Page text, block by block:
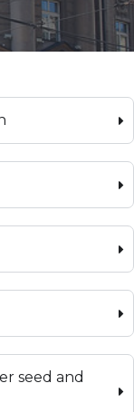
seed and